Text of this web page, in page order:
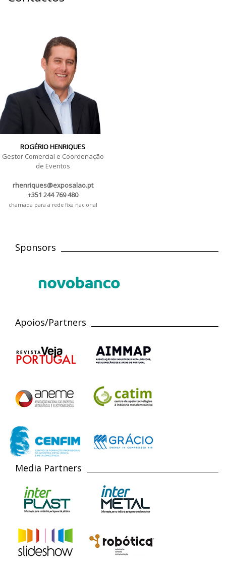
ROGÉRIO HENRIQUES
Gestor Comercial e Coordenação
de Eventos
rhenriques@exposalao.pt
+351 244 769 480
chamada para a rede fixa nacional
Sponsors
Apoios/Partners
Media Partners